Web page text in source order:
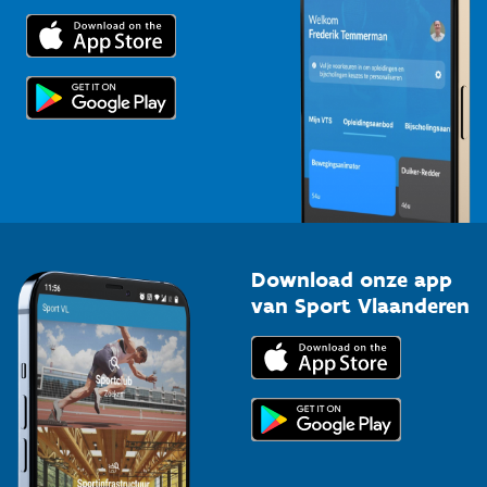
Trainers en begeleiders
Topsporters
Voor de pers
Download onze app
van Sport Vlaanderen